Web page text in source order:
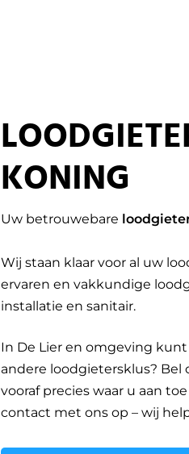
KONING
Uw betrouwebare
Wij staan klaar voor al uw
ervaren en vakkundige
installatie en sanitair.
In De Lier en omgeving
andere loodgietersklus? Bel
vooraf precies waar u aan
contact met ons op – wij